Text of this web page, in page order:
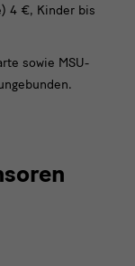
4 €, Kinder bis
sowie MSU-